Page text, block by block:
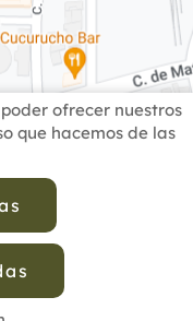
Geogr. Nacional Términos de uso
ofrecer nuestros
que hacemos de las
de Datos
de Cookies